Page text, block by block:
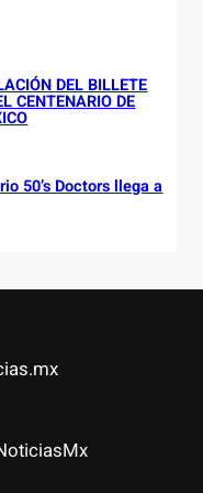
DEL BILLETE
CENTENARIO DE
50’s Doctors llega a